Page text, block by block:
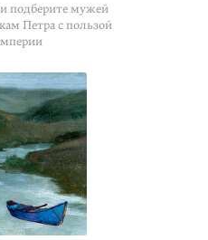
подберите мужей
Петра с пользой